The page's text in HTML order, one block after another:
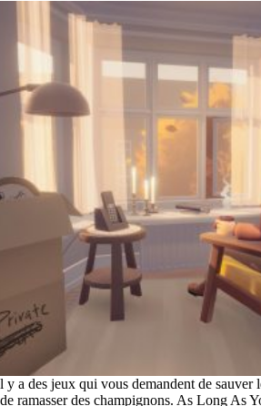
l y a des jeux qui vous demandent de sauver
de ramasser des champignons. As Long As